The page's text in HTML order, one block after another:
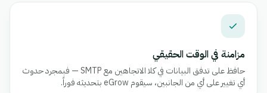
مزامنة في الوقت الحقيقي
حافظ على تدفق البيانات في كلا الاتجاهين مع SMTP — فبمجرد حدوث
أي تغيير على أي من الجانبين، سيقوم eGrow بتحديثه فوراً.